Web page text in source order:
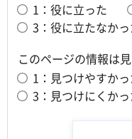
1：役に立った
3：役に立たなか
このページの情報は
1：見つけやすか
3：見つけにくか